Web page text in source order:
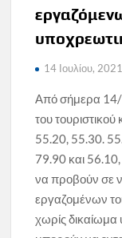
14 Ιουλίου, 2021
Από σήμερα 14/
του
55.20, 55.30.
79.90 και
να προβούν σε
εργαζομένων
χωρίς